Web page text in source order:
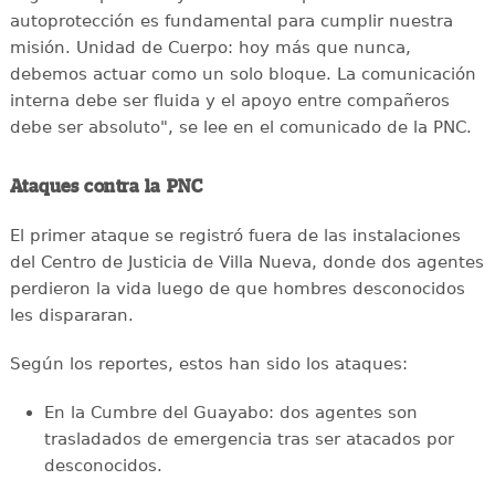
autoprotección es fundamental para cumplir nuestra
misión. Unidad de Cuerpo: hoy más que nunca,
debemos actuar como un solo bloque. La comunicación
interna debe ser fluida y el apoyo entre compañeros
debe ser absoluto", se lee en el comunicado de la PNC.
Ataques contra la PNC
El primer ataque se registró fuera de las instalaciones
del Centro de Justicia de Villa Nueva, donde dos agentes
perdieron la vida luego de que hombres desconocidos
les dispararan.
Según los reportes, estos han sido los ataques:
En la Cumbre del Guayabo: dos agentes son
trasladados de emergencia tras ser atacados por
desconocidos.